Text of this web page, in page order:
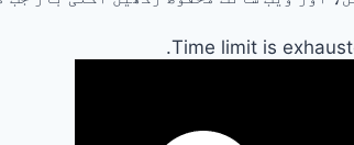
Time limit is